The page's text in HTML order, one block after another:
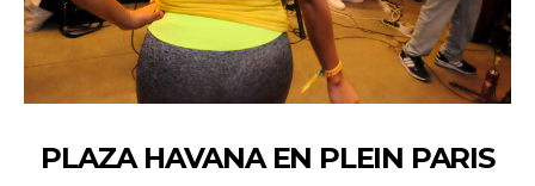
PLAZA HAVANA EN PLEIN PARIS